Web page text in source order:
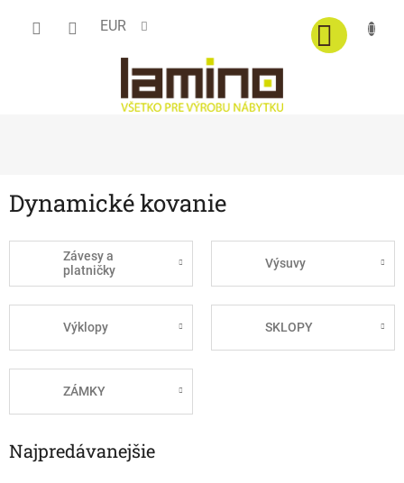
EUR
Dynamické kovanie
Závesy a
platničky
Výsuvy
Výklopy SKLOPY
ZÁMKY
Najpredávanejšie